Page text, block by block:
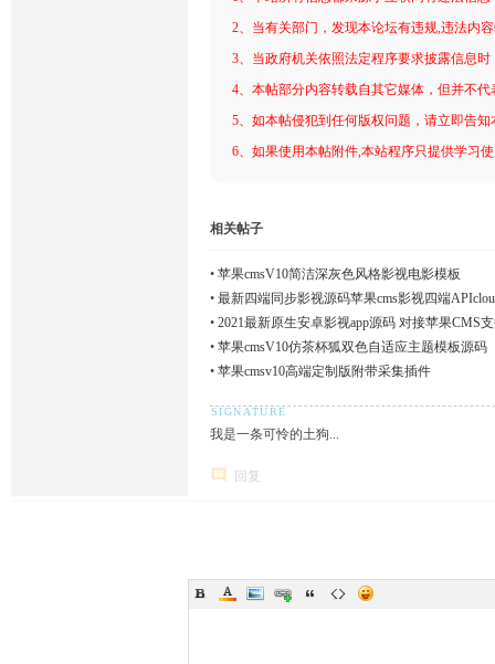
2、当有关部门，发现本论坛有违规,违法内
3、当政府机关依照法定程序要求披露信息
4、本帖部分内容转载自其它媒体，但并不
5、如本帖侵犯到任何版权问题，请立即告
6、如果使用本帖附件,本站程序只提供学习
相关帖子
• 苹果cmsV10简洁深灰色风格影视电影模板
• 最新四端同步影视源码苹果cms影视四端
载
• 2021最新原生安卓影视app源码 对接苹果CMS
• 苹果cmsV10仿茶杯狐双色自适应主题模板源码
• 苹果cmsv10高端定制版附带采集插件
我是一条可怜的土狗...
回复